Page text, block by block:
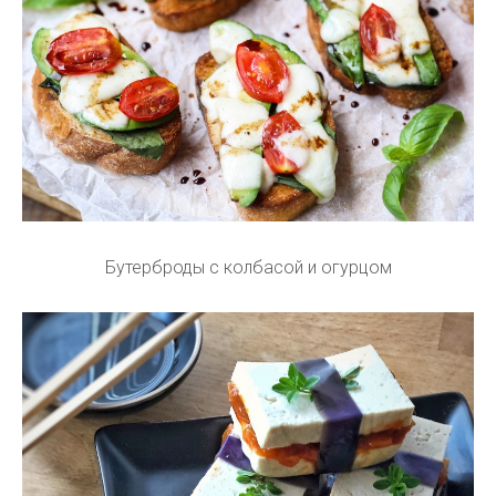
Бутерброды с колбасой и огурцом